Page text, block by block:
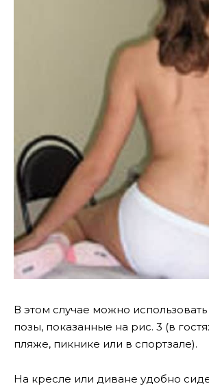
В этом случае можно
позы, показанные на рис. 3 (в
пляже, пикнике или в спортзале).
На кресле или диване удобно